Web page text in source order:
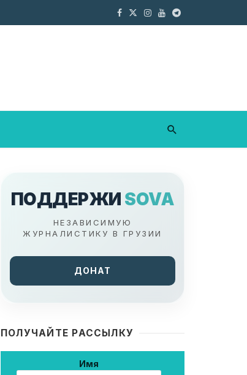
ПОДДЕРЖИ SOVA
НЕЗАВИСИМУЮ
ЖУРНАЛИСТИКУ В ГРУЗИИ
ДОНАТ
ПОЛУЧАЙТЕ РАССЫЛКУ
Имя